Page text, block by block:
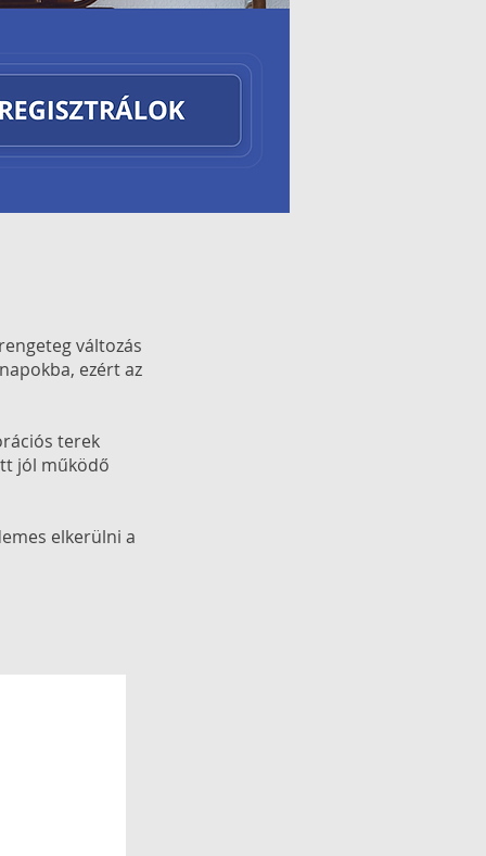
változás
ezért az
terek
jól működő
elkerülni a